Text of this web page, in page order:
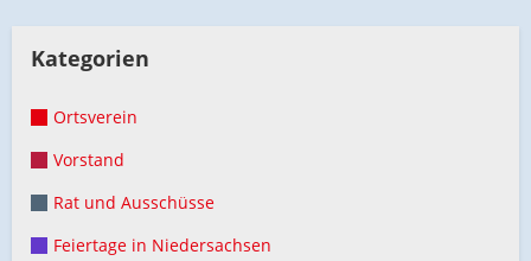
Kategorien
Ortsverein
Vorstand
Rat und Ausschüsse
Feiertage in Niedersachsen